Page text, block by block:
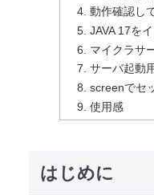
動作確認し
JAVA 17を
マイクラサ
サーバ起動
screenでセ
使用感
はじめに